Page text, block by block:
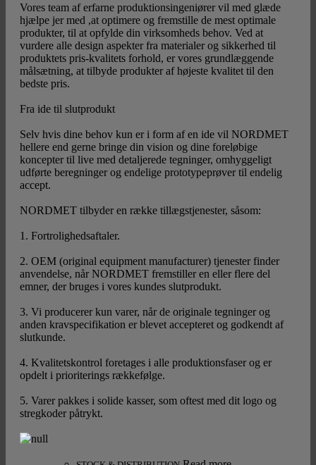
Vores team af erfarne produktionsingeniører vil med glæde
hjælpe jer med ,at optimere og fremstille de mest optimale
produkter, til at opfylde din virksomheds behov. Ved at
vurdere alle design aspekter fra materialer og sikkerhed til
produktets pris-kvalitets forhold, er vores grundlæggende
målsætning, at tilbyde produkter af højeste kvalitet til den
bedste pris.
Fra ide til slutprodukt
Selv hvis dine behov kun er i form af en ide vil NORDMET
hellere end gerne bringe din vision og dine foreløbige
koncepter til live med detaljerede tegninger, omhyggeligt
udførte beregninger og endelige prototypeprøver til endelig
accept.
NORDMET tilbyder en række tillægstjenester, såsom:
1. Fortrolighedsaftaler.
2. OEM (original equipment manufacturer) tjenester finder
anvendelse, når NORDMET fremstiller en eller flere del
emner, der bruges i vores kundes slutprodukt.
3. Vi producerer kun varer, når de originale tegninger og
anden kravspecifikation er blevet accepteret og godkendt af
slutkunde.
4. Kvalitetskontrol foretages i alle produktionsfaser og er
opdelt i prioriterings rækkefølge.
5. Varer pakkes i solide kasser, som oftest med dit logo og
stregkoder påtrykt.